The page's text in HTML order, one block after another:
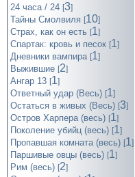
24 часа / 24 [3]
Тайны Смолвиля [10]
Страх, как он есть [1]
Спартак: кровь и песок [1]
Дневники вампира [1]
Выжившие [2]
Ангар 13 [1]
Ответный удар (Весь) [1]
Остаться в живых (Весь) [3]
Остров Харпера (весь) [1]
Поколение убийц (весь) [1]
Пропавшая комната (весь) [1]
Паршивые овцы (весь) [1]
Рим (весь) [2]